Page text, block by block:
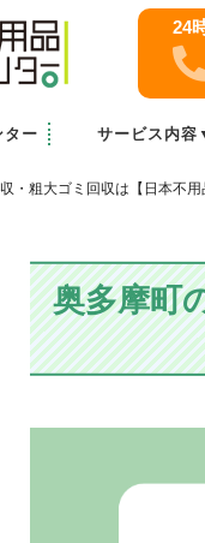
24
ター
サービス内容
家庭・オフィスの粗
・粗大ゴミ回収は【日本不用
奥多摩町